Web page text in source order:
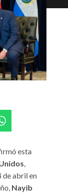
esta
,
de abril en
Nayib